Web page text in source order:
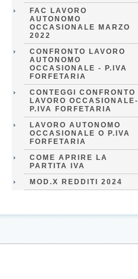
FAC LAVORO
AUTONOMO
OCCASIONALE MARZO
2022
CONFRONTO LAVORO
AUTONOMO
OCCASIONALE - P.IVA
FORFETARIA
CONTEGGI CONFRONTO
LAVORO OCCASIONALE-
P.IVA FORFETARIA
LAVORO AUTONOMO
OCCASIONALE O P.IVA
FORFETARIA
COME APRIRE LA
PARTITA IVA
MOD.X REDDITI 2024